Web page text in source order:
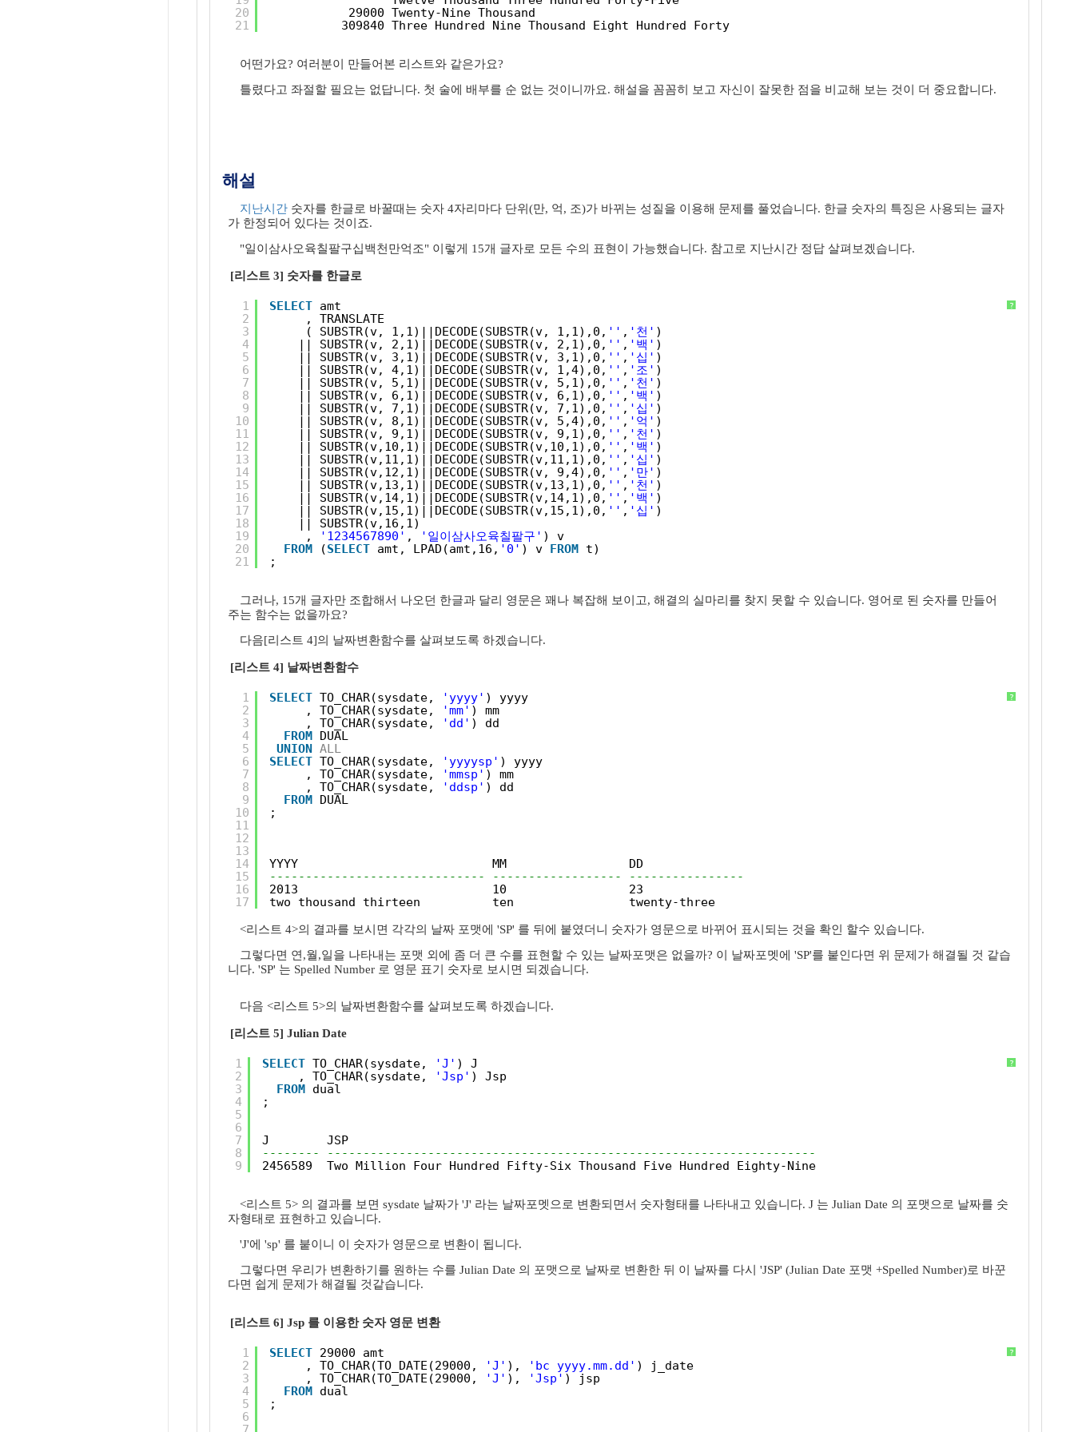
20
21
29000 Twenty-Nine Thousand
309840 Three Hundred Nine Thousand Eight Hundred Forty
어떤가요? 여러분이 만들어본 리스트와 같은가요?
틀렸다고 좌절할 필요는 없답니다. 첫 술에 배부를 순 없는 것이니까요. 해설을 꼼꼼히 보고 자신이 잘못한 점을 비교해 보는 것이 더 중요합니다.
해설
지난시간 숫자를 한글로 바꿀때는 숫자 4자리마다 단위(만, 억, 조)가 바뀌는 성질을 이용해 문제를 풀었습니다. 한글 숫자의 특징은 사용되는 글자
가 한정되어 있다는 것이죠.
"일이삼사오육칠팔구십백천만억조" 이렇게 15개 글자로 모든 수의 표현이 가능했습니다. 참고로 지난시간 정답 살펴보겠습니다.
[리스트 3] 숫자를 한글로
?
1
2
3
4
5
6
7
8
9
10
11
12
13
14
15
16
17
18
19
20
21
SELECT amt
, TRANSLATE
( SUBSTR(v, 1,1)||DECODE(SUBSTR(v, 1,1),0, '' , '천' )
|| SUBSTR(v, 2,1)||DECODE(SUBSTR(v, 2,1),0, '' , '백' )
|| SUBSTR(v, 3,1)||DECODE(SUBSTR(v, 3,1),0, '' , '십' )
|| SUBSTR(v, 4,1)||DECODE(SUBSTR(v, 1,4),0, '' , '조' )
|| SUBSTR(v, 5,1)||DECODE(SUBSTR(v, 5,1),0, '' , '천' )
|| SUBSTR(v, 6,1)||DECODE(SUBSTR(v, 6,1),0, '' , '백' )
|| SUBSTR(v, 7,1)||DECODE(SUBSTR(v, 7,1),0, '' , '십' )
|| SUBSTR(v, 8,1)||DECODE(SUBSTR(v, 5,4),0, '' , '억' )
|| SUBSTR(v, 9,1)||DECODE(SUBSTR(v, 9,1),0, '' , '천' )
|| SUBSTR(v,10,1)||DECODE(SUBSTR(v,10,1),0, '' , '백' )
|| SUBSTR(v,11,1)||DECODE(SUBSTR(v,11,1),0, '' , '십' )
|| SUBSTR(v,12,1)||DECODE(SUBSTR(v, 9,4),0, '' , '만' )
|| SUBSTR(v,13,1)||DECODE(SUBSTR(v,13,1),0, '' , '천' )
|| SUBSTR(v,14,1)||DECODE(SUBSTR(v,14,1),0, '' , '백' )
|| SUBSTR(v,15,1)||DECODE(SUBSTR(v,15,1),0, '' , '십' )
|| SUBSTR(v,16,1)
,
'1234567890' , '일이삼사오육칠팔구' ) v
FROM
(SELECT amt, LPAD(amt,16, '0' ) v FROM t)
;
그러나, 15개 글자만 조합해서 나오던 한글과 달리 영문은 꽤나 복잡해 보이고, 해결의 실마리를 찾지 못할 수 있습니다. 영어로 된 숫자를 만들어
주는 함수는 없을까요?
다음[리스트 4]의 날짜변환함수를 살펴보도록 하겠습니다.
[리스트 4] 날짜변환함수
?
1
2
3
4
5
6
7
8
9
10
11
12
13
14
15
16
17
SELECT TO_CHAR(sysdate, 'yyyy' ) yyyy
, TO_CHAR(sysdate,
'mm' ) mm
, TO_CHAR(sysdate,
'dd' ) dd
FROM DUAL
UNION ALL
SELECT TO_CHAR(sysdate, 'yyyysp' ) yyyy
, TO_CHAR(sysdate,
'mmsp' ) mm
, TO_CHAR(sysdate,
'ddsp' ) dd
FROM DUAL
;
YYYY                           MM                 DD
------------------------------ ------------------ ----------------
2013                           10                 23
two thousand thirteen          ten                twenty-three
<리스트 4>의 결과를 보시면 각각의 날짜 포맷에 'SP' 를 뒤에 붙였더니 숫자가 영문으로 바뀌어 표시되는 것을 확인 할수 있습니다.
그렇다면 연,월,일을 나타내는 포맷 외에 좀 더 큰 수를 표현할 수 있는 날짜포맷은 없을까? 이 날짜포멧에 'SP'를 붙인다면 위 문제가 해결될 것 같습
니다. 'SP' 는 Spelled Number 로 영문 표기 숫자로 보시면 되겠습니다.
다음 <리스트 5>의 날짜변환함수를 살펴보도록 하겠습니다.
[리스트 5] Julian Date
?
1
2
3
4
5
6
7
8
9
SELECT TO_CHAR(sysdate, 'J' ) J
, TO_CHAR(sysdate,
'Jsp' ) Jsp
FROM dual
;
J        JSP
-------- --------------------------------------------------------------------
2456589  Two Million Four Hundred Fifty-Six Thousand Five Hundred Eighty-Nine
<리스트 5> 의 결과를 보면 sysdate 날짜가 'J' 라는 날짜포멧으로 변환되면서 숫자형태를 나타내고 있습니다. J 는 Julian Date 의 포맷으로 날짜를 숫
자형태로 표현하고 있습니다.
'J'에 'sp' 를 붙이니 이 숫자가 영문으로 변환이 됩니다.
그렇다면 우리가 변환하기를 원하는 수를 Julian Date 의 포맷으로 날짜로 변환한 뒤 이 날짜를 다시 'JSP' (Julian Date 포맷 +Spelled Number)로 바꾼
다면 쉽게 문제가 해결될 것같습니다.
[리스트 6] Jsp 를 이용한 숫자 영문 변환
?
1
2
3
4
5
6
SELECT 29000 amt
, TO_CHAR(TO_DATE(29000,
'J' ), 'bc yyyy.mm.dd' ) j_date
, TO_CHAR(TO_DATE(29000,
'J' ), 'Jsp' ) jsp
FROM dual
;